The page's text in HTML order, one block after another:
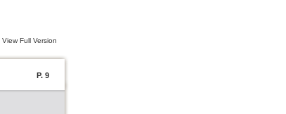
View Full Version
P. 9